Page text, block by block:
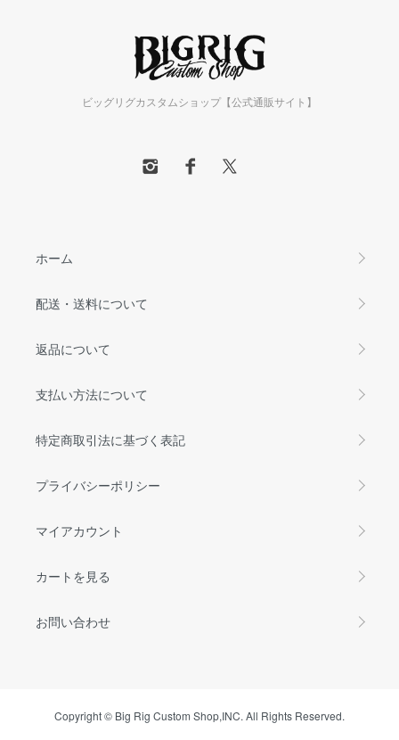
ビッグリグカスタムショップ【公式通販サイト】
ホーム
配送・送料について
返品について
支払い方法について
特定商取引法に基づく表記
プライバシーポリシー
マイアカウント
カートを見る
お問い合わせ
Copyright © Big Rig Custom Shop,INC. All Rights Reserved.